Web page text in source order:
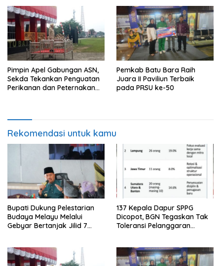
Pimpin Apel Gabungan ASN,
Sekda Tekankan Penguatan
Perikanan dan Peternakan
Pemkab Batu Bara Raih
Juara II Paviliun Terbaik
pada PRSU ke-50
Rekomendasi untuk kamu
Bupati Dukung Pelestarian
Budaya Melayu Melalui
Gebyar Bertanjak Jilid 7
137 Kepala Dapur SPPG
Dicopot, BGN Tegaskan Tak
Toleransi Pelanggaran